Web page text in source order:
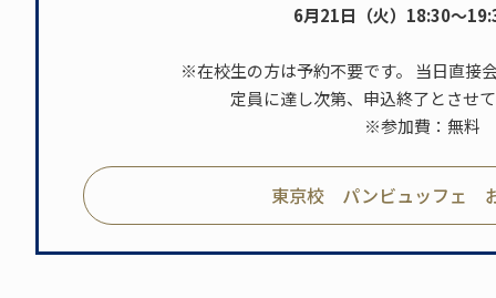
6月21日（火）18:30～
※在校生の方は予約不要です。 当日直接
定員に達し次第、申込終了とさせ
※参加費：無料
東京校 パンビュッフェ